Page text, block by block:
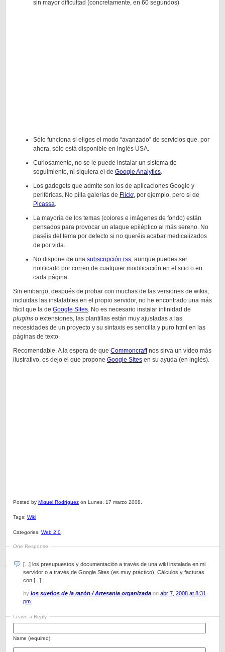
sin mayor dificultad (concretamente, en 60 segundos)
Sólo funciona si eliges el modo “avanzado” de servicios que. por
ahora, sólo está disponible en inglés USA.
Curiosamente, no se le puede instalar un sistema de
seguimiento, ni siquiera el de Google Analytics.
Los gadegets que admite son los de aplicaciones Google y
periféricas. No pilla galerías de Flickr, por ejemplo, pero si de
Picassa.
La mayoría de los temas (colores e imágenes de fondo) están
pensados para provocar un ataque epiléptico al más sereno. No
paséis del tema por defecto si no queréis acabar medicalizados
de por vida.
No dispone de una subscripción rss, aunque puedes ser
notificado por correo de cualquier modificación en el sitio o en
cada página.
Sin embargo, después de probar con muchas de las versiones de wikis,
incluidas las instalables en el propio servidor, no he encontrado una más
fácil que la de Google Sites. No es necesario instalar infinidad de
plugins o extensiones, las plantillas están muy ajustadas a las
necesidades de un proyecto y su sintaxis es sencilla y puro html en las
páginas de texto.
Recomendable. A la espera de que Commoncraftnos sirva un vídeo más
ilustrativo, os dejo el que propone Google Sites en su ayuda (en inglés).
Posted by Miquel Rodríguez on Lunes, 17 marzo 2008.
Tags: Wiki
Categories: Web 2.0
One Response
[...] los presupuestos y documentación a través de una wiki instalada en mi
servidor o a través de Google Sites (es muy práctico). Cálculos y facturas
con [...]
by los sueños de la razón / Artesanía organizada on abr 7, 2008 at 8:31
pm
Leave a Reply
Name (required)